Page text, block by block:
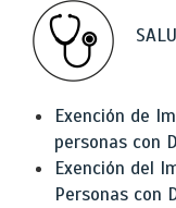
Exención de
personas con
Exención del
Personas con